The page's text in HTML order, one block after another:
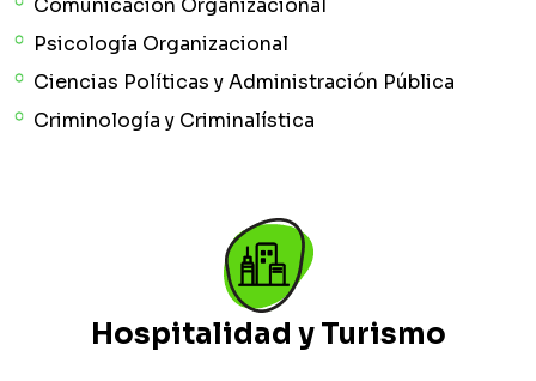
Comunicación Organizacional
Psicología Organizacional
Ciencias Políticas y Administración Pública
Criminología y Criminalística
Hospitalidad y Turismo